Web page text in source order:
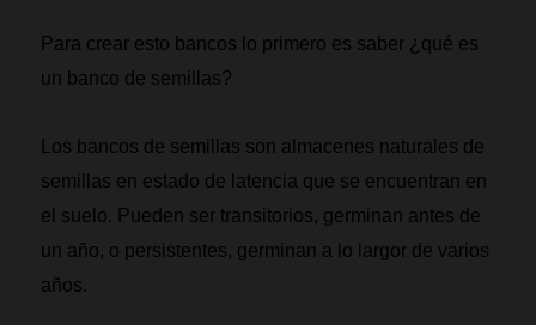
Para crear esto bancos lo primero es saber ¿qué es
un banco de semillas?
Los bancos de semillas son almacenes naturales de
semillas en estado de latencia que se encuentran en
el suelo. Pueden ser transitorios, germinan antes de
un año, o persistentes, germinan a lo largor de varios
años.